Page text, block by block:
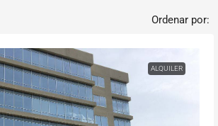
Ordenar por:
ALQUILER